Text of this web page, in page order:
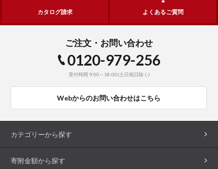
カタログ請求 よくあるご質問
ご注文・お問い合わせ
0120-979-256
受付時間 9:00～18:00(土日祝日除く)
Webからのお問い合わせはこちら
カテゴリーから探す
寄附金額から探す